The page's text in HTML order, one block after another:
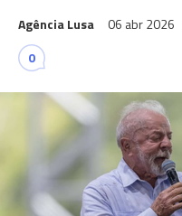
Agência Lusa 06 abr 2026
0